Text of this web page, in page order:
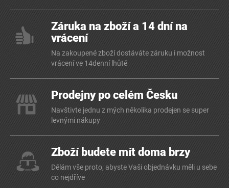
Záruka na zboží a 14 dní na
vrácení
Na zakoupené zboží dostáváte záruku i možnost
vrácení ve 14denní lhůtě
Prodejny po celém Česku
Navštivte jednu z mých několika prodejen se super
levnými nákupy
Zboží budete mít doma brzy
Dělám vše proto, abyste Vaši objednávku měli u sebe
co nejdříve